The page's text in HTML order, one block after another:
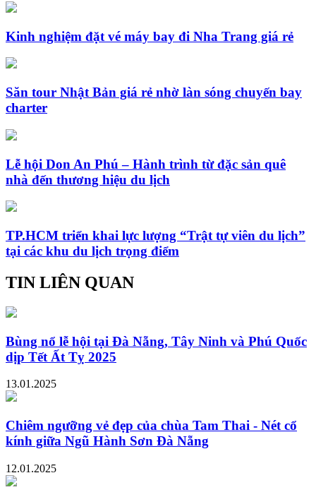
Kinh nghiệm đặt vé máy bay đi Nha Trang giá rẻ
Săn tour Nhật Bản giá rẻ nhờ làn sóng chuyến bay
charter
Lễ hội Don An Phú – Hành trình từ đặc sản quê
nhà đến thương hiệu du lịch
TP.HCM triển khai lực lượng “Trật tự viên du lịch”
tại các khu du lịch trọng điểm
TIN LIÊN QUAN
Bùng nổ lễ hội tại Đà Nẵng, Tây Ninh và Phú Quốc
dịp Tết Ất Tỵ 2025
13.01.2025
Chiêm ngưỡng vẻ đẹp của chùa Tam Thai - Nét cổ
kính giữa Ngũ Hành Sơn Đà Nẵng
12.01.2025